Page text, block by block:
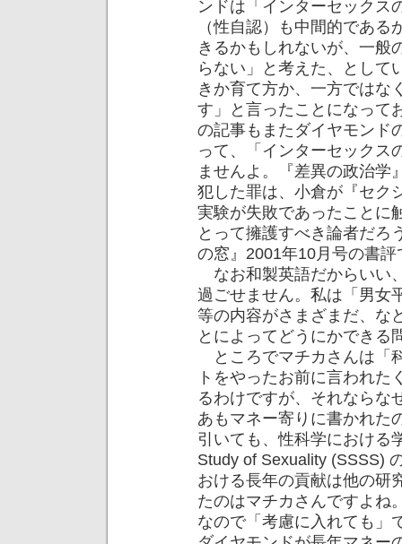
ンドは「インターセックス
（性自認）も中間的であ
きるかもしれないが、一般
らない」と考えた、として
きか育て方か、一方ではな
す」と言ったことになって
の記事もまたダイヤモンド
って、「インターセックス
ませんよ。『差異の政治学
犯した罪は、小倉が『セク
実験が失敗であったことに
とって擁護すべき論者だろ
の窓』2001年10月号の書
なお和製英語だからいい
過ごせません。私は「男女
等の内容がさまざまだ、な
とによってどうにかできる
ところでマチカさんは「
トをやったお前に言われた
るわけですが、それならな
あもマネー寄りに書かれた
引いても、性科学における
Study of Sexuality (SSSS)
おける長年の貢献は他の研
たのはマチカさんですよね
なので「考慮に入れても」